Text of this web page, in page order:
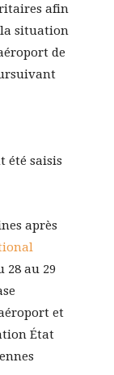
afin
la situation
de
été saisis
après
au 29
et
État